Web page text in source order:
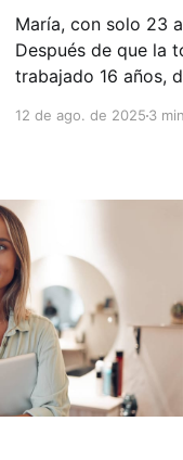
María, con solo 23
Después de que la
trabajado 16 años,
12 de ago. de 20253